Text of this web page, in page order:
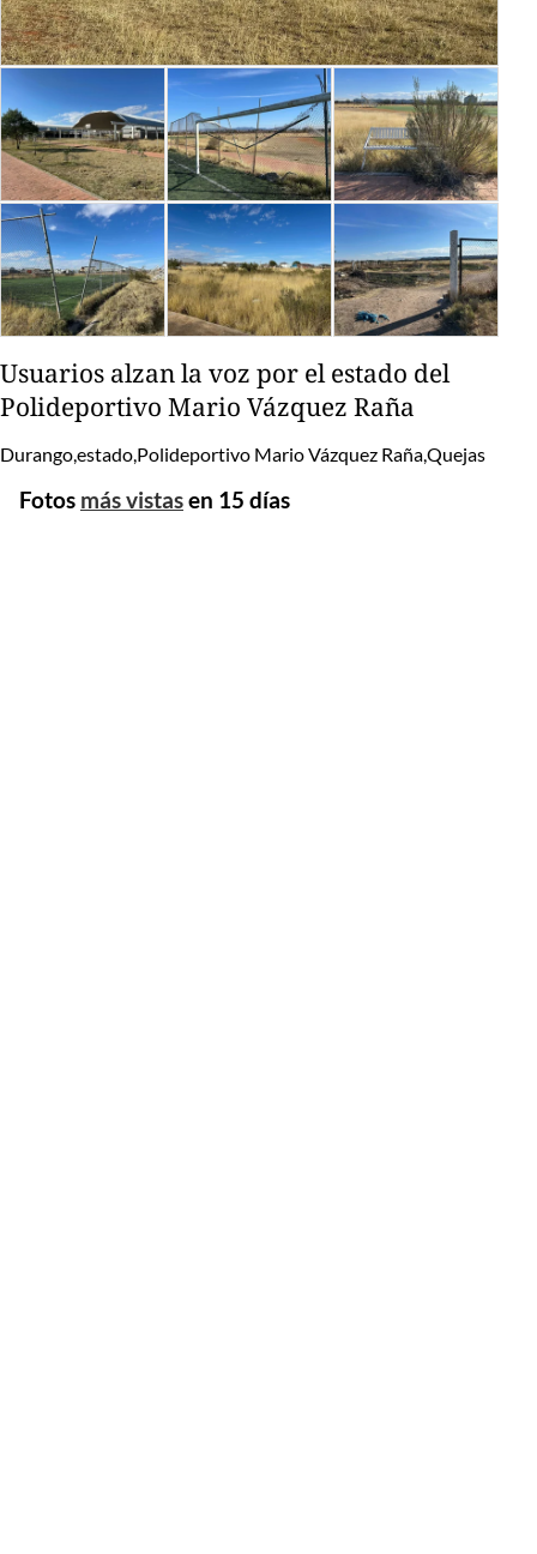
Usuarios alzan la voz por el estado del
Polideportivo Mario Vázquez Raña
Durango,estado,Polideportivo Mario Vázquez Raña,Quejas
Fotos más vistasen 15 días